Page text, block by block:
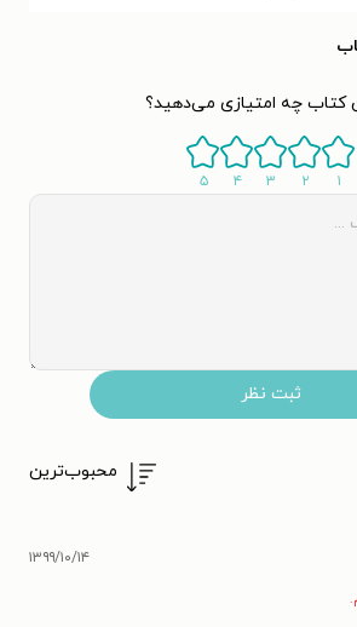
کتاب چه امتیازی می‌دهید؟
۱ ۲ ۳ ۴ ۵
ثبت نظر
محبوب‌ترین
۱۳۹۹/۱۰/۱۴